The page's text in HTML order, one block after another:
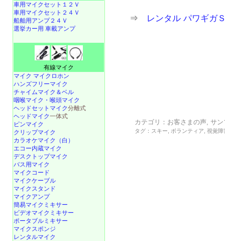
⇒ レンタル パワギガ
カテゴリ： お客さまの声,サン
タグ： スキー ボランティア ,視覚障
車用マイクセット１２Ｖ
車用マイクセット２４Ｖ
船舶用アンプ２４Ｖ
選挙カー用 車載アンプ
有線マイク
マイク マイクロホン
ハンズフリーマイク
チャイムマイク＆ベル
咽喉マイク・喉頭マイク
ヘッドセットマイク分離式
ヘッドマイク一体式
ピンマイク
クリップマイク
カラオケマイク（白）
エコー内蔵マイク
デスクトップマイク
バス用マイク
マイクコード
マイクケーブル
マイクスタンド
マイクアンプ
簡易マイクミキサー
ビデオマイクミキサー
ポータブルミキサー
マイクスポンジ
レンタルマイク